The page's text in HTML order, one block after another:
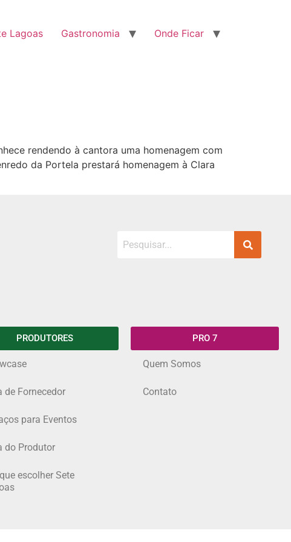
Lagoas Gastronomia Onde Ficar
rendendo à cantora uma homenagem com
da Portela prestará homenagem à Clara
PRODUTORES
de Fornecedor
para Eventos
do Produtor
escolher Sete
PRO 7
Quem Somos
Contato